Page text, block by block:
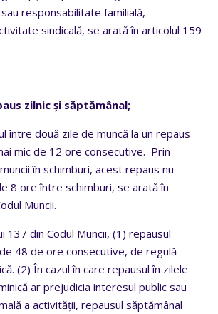
responsabilitate familială,
sindicală, se arată în articolul 159
zilnic și săptămânal;
între două zile de muncă la un repaus
mic de 12 ore consecutive. Prin
în schimburi, acest repaus nu
8 ore între schimburi, se arată în
Muncii.
137 din Codul Muncii, (1) repausul
48 de ore consecutive, de regulă
(2) În cazul în care repausul în zilele
ar prejudicia interesul public sau
a activității, repausul săptămânal